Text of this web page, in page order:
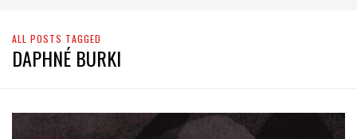
ALL POSTS TAGGED
DAPHNÉ BURKI